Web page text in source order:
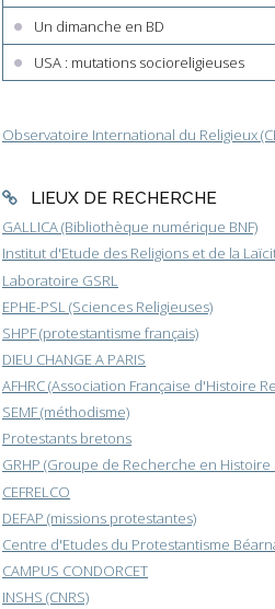
Un dimanche en BD
USA : mutations socioreligieuses
Observatoire International du Religieux
LIEUX DE RECHERCHE
GALLICA (Bibliothèque numérique BNF)
Institut d'Etude des Religions et de la
Laboratoire GSRL
EPHE-PSL (Sciences Religieuses)
SHPF (protestantisme français)
DIEU CHANGE A PARIS
AFHRC (Association Française d'Histoire
SEMF (méthodisme)
Protestants bretons
GRHP (Groupe de Recherche en
CEFRELCO
DEFAP (missions protestantes)
Centre d'Etudes du Protestantisme
CAMPUS CONDORCET
INSHS (CNRS)